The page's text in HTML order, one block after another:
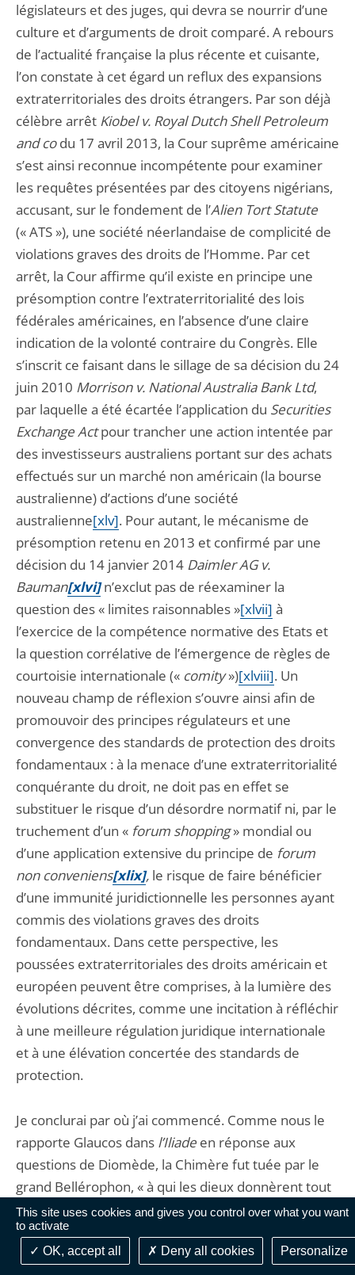
This site uses cookies and gives you control over what you want
to activate
OK, accept all
Deny all cookies Personalize
législateurs et des juges, qui devra se nourrir d’une
culture et d’arguments de droit comparé. A rebours
de l’actualité française la plus récente et cuisante,
l’on constate à cet égard un reflux des expansions
extraterritoriales des droits étrangers. Par son déjà
célèbre arrêt Kiobel v. Royal Dutch Shell Petroleum
and codu 17 avril 2013, la Cour suprême américaine
s’est ainsi reconnue incompétente pour examiner
les requêtes présentées par des citoyens nigérians,
accusant, sur le fondement de l’Alien Tort Statute
(« ATS »), une société néerlandaise de complicité de
violations graves des droits de l’Homme. Par cet
arrêt, la Cour affirme qu’il existe en principe une
présomption contre l’extraterritorialité des lois
fédérales américaines, en l’absence d’une claire
indication de la volonté contraire du Congrès. Elle
s’inscrit ce faisant dans le sillage de sa décision du 24
juin 2010 Morrison v. National Australia Bank Ltd,
par laquelle a été écartée l’application du Securities
Exchange Actpour trancher une action intentée par
des investisseurs australiens portant sur des achats
effectués sur un marché non américain (la bourse
australienne) d’actions d’une société
australienne[xlv]. Pour autant, le mécanisme de
présomption retenu en 2013 et confirmé par une
décision du 14 janvier 2014 Daimler AG v.
Bauman[xlvi]n’exclut pas de réexaminer la
question des « limites raisonnables »[xlvii] à
l’exercice de la compétence normative des Etats et
la question corrélative de l’émergence de règles de
courtoisie internationale (« comity»)[xlviii]. Un
nouveau champ de réflexion s’ouvre ainsi afin de
promouvoir des principes régulateurs et une
convergence des standards de protection des droits
fondamentaux : à la menace d’une extraterritorialité
conquérante du droit, ne doit pas en effet se
substituer le risque d’un désordre normatif ni, par le
truchement d’un « forum shopping» mondial ou
d’une application extensive du principe de forum
non conveniens[xlix], le risque de faire bénéficier
d’une immunité juridictionnelle les personnes ayant
commis des violations graves des droits
fondamentaux. Dans cette perspective, les
poussées extraterritoriales des droits américain et
européen peuvent être comprises, à la lumière des
évolutions décrites, comme une incitation à réfléchir
à une meilleure régulation juridique internationale
et à une élévation concertée des standards de
protection.
Je conclurai par où j’ai commencé. Comme nous le
rapporte Glaucos dans l’Iliade en réponse aux
questions de Diomède, la Chimère fut tuée par le
grand Bellérophon, « à qui les dieux donnèrent tout
ensemble la beauté et le charme viril »[l]. Bien plus
que le droit comparé, le droit globalisé apparaît
certainement comme un assemblage composite et